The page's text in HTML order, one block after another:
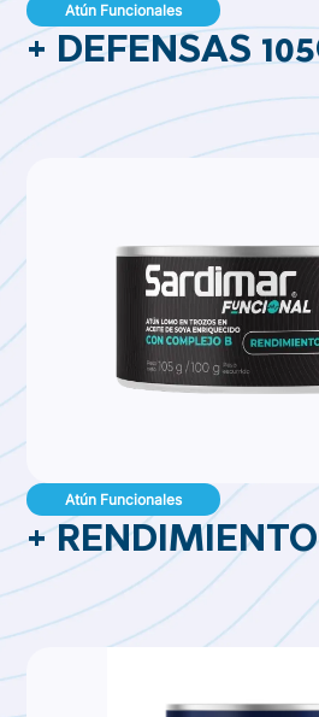
Atún Funcionales
+ DEFENSAS
Atún Funcionales
+